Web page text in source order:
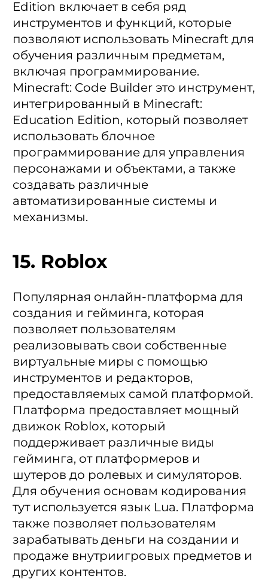
Edition включает в себя ряд
инструментов и функций, которые
позволяют использовать Minecraft для
обучения различным предметам,
включая программирование.
Minecraft: Code Builder это инструмент,
интегрированный в Minecraft:
Education Edition, который позволяет
использовать блочное
программирование для управления
персонажами и объектами, а также
создавать различные
автоматизированные системы и
механизмы.
15. Roblox
Популярная онлайн-платформа для
создания и гейминга, которая
позволяет пользователям
реализовывать свои собственные
виртуальные миры с помощью
инструментов и редакторов,
предоставляемых самой платформой.
Платформа предоставляет мощный
движок Roblox, который
поддерживает различные виды
гейминга, от платформеров и
шутеров до ролевых и симуляторов.
Для обучения основам кодирования
тут используется язык Lua. Платформа
также позволяет пользователям
зарабатывать деньги на создании и
продаже внутриигровых предметов и
других контентов.